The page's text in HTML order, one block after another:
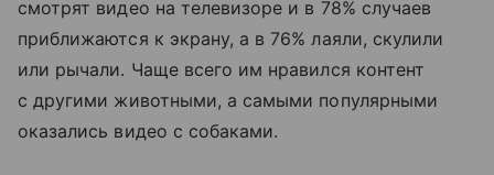
смотрят видео на телевизоре и в 78% случаев
приближаются к экрану, а в 76% лаяли, скулили
или рычали. Чаще всего им нравился контент
с другими животными, а самыми популярными
оказались видео с собаками.